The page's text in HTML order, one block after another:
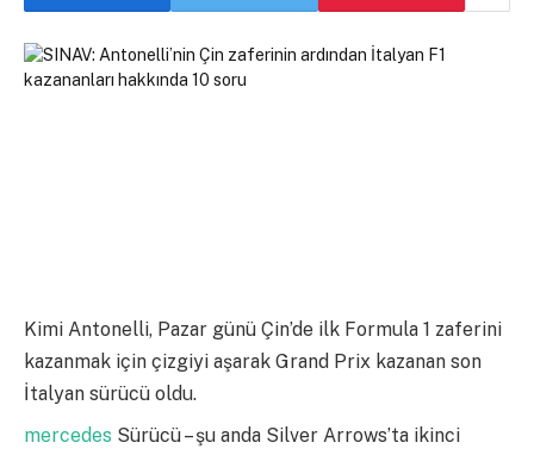
Kimi Antonelli, Pazar günü Çin’de ilk Formula 1 zaferini
kazanmak için çizgiyi aşarak Grand Prix kazanan son
İtalyan sürücü oldu.
mercedes Sürücü – şu anda Silver Arrows’ta ikinci